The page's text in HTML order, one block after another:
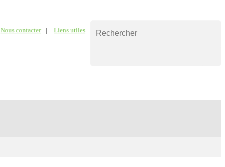
Nous contacter | Liens utiles